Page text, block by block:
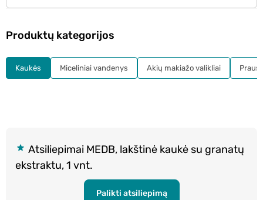
Atsiliepimai MEDB, lakštinė kaukė su granatų
ekstraktu, 1 vnt.
Palikti atsiliepimą
Produktų kategorijos
Kaukės Miceliniai vandenys Akių makiažo valikliai